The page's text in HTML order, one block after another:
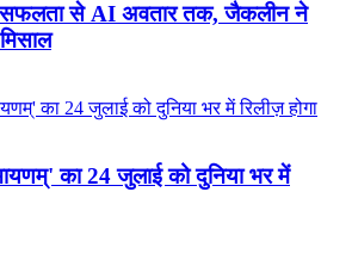
से AI अवतार तक, जैकलीन ने
का 24 जुलाई को दुनिया भर में